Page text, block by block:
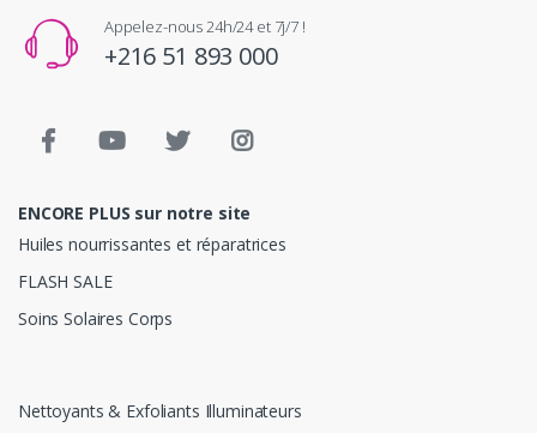
Appelez-nous 24h/24 et 7j/7 !
+216 51 893 000
ENCORE PLUS sur notre site
Huiles nourrissantes et réparatrices
FLASH SALE
Soins Solaires Corps
Nettoyants & Exfoliants Illuminateurs